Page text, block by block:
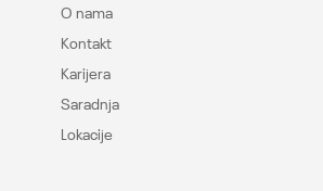
O nama
Kontakt
Karijera
Saradnja
Lokacije